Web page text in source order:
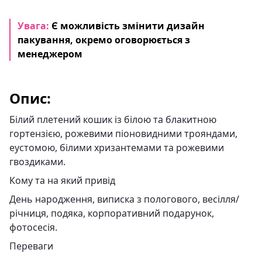
Увага: Є можливість змінити дизайн
пакування, окремо оговорюється з
менеджером
Опис:
Білий плетений кошик із білою та блакитною
гортензією, рожевими піоновидними трояндами,
еустомою, білими хризантемами та рожевими
гвоздиками.
Кому та на який привід
День народження, виписка з пологового, весілля/
річниця, подяка, корпоративний подарунок,
фотосесія.
Переваги